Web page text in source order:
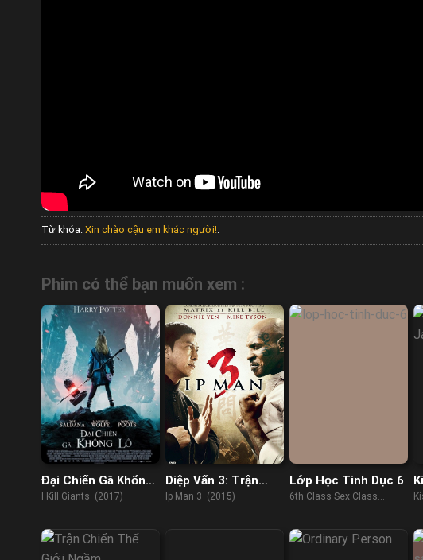
Từ khóa: Xin chào cậu em khác người!
Phim có thể bạn muốn xem :
Đại Chiến Gã Khổng
Lồ
I Kill Giants (2017)
Diệp Vấn 3: Trận
Chiến Cuối Cùng
Ip Man 3 (2015)
Lớp Học Tình Dục 6
6th Class Sex Class